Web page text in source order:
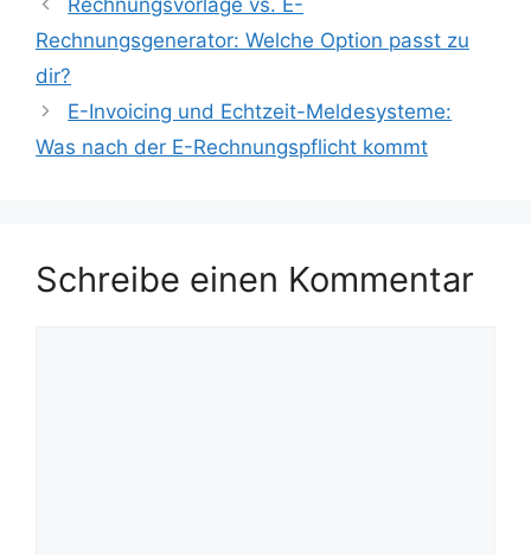
Rechnungsgenerator: Welche Option passt zu
dir?
E-Invoicing und Echtzeit-Meldesysteme:
Was nach der E-Rechnungspflicht kommt
Schreibe einen Kommentar